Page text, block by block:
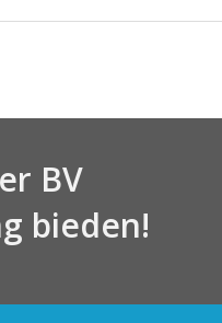
BV
bieden!